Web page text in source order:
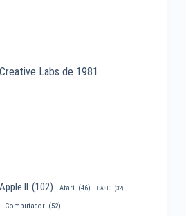
Labs de 1981
Apple II (102) Atari (46) BASIC (32)
Computador (52)